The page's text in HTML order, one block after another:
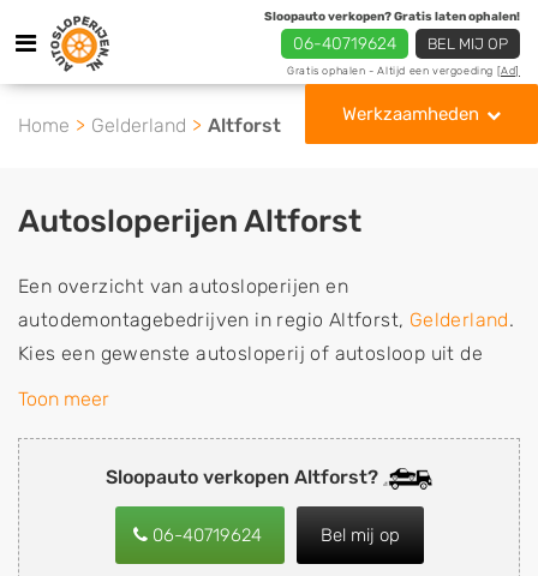
Sloopauto verkopen? Gratis laten ophalen!
06-40719624 BEL MIJ OP
Gratis ophalen - Altijd een vergoeding [Ad]
Werkzaamheden
Home Gelderland Altforst
Sloopauto verkopen Altforst?
06-40719624 Bel mij op
Autosloperijen Altforst
Een overzicht van autosloperijen en
autodemontagebedrijven in regio Altforst, Gelderland.
Kies een gewenste autosloperij of autosloop uit de
lijst die gespecialiseerd is in de verkoop van
de inkoop van sloopauto's, schadeauto's en
tweedehands auto's (ook zonder apk keuring). Wilt u
uw auto, camper, vrachtwagen, motor of brommobiel
snel en eenvoudig verkopen aan een
Toon meer